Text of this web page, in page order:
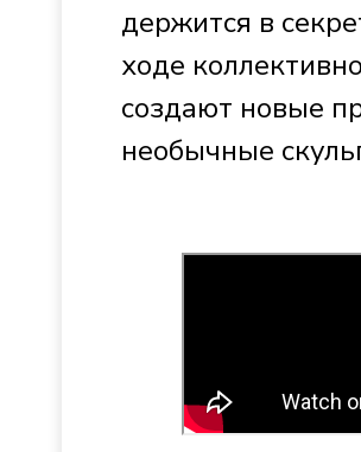
держится в
ходе
создают новые
необычные